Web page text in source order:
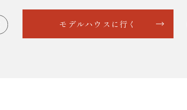
モデルハウスに行く